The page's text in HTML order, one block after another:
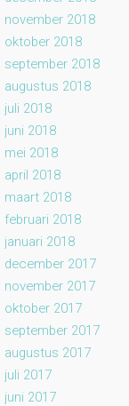
november 2018
oktober 2018
september 2018
augustus 2018
juli 2018
juni 2018
mei 2018
april 2018
maart 2018
februari 2018
januari 2018
december 2017
november 2017
oktober 2017
september 2017
augustus 2017
juli 2017
juni 2017